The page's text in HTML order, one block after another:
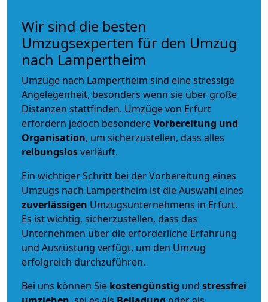
Wir sind die besten
Umzugsexperten für den Umzug
nach Lampertheim
Umzüge nach Lampertheim sind eine stressige
Angelegenheit, besonders wenn sie über große
Distanzen stattfinden. Umzüge von Erfurt
erfordern jedoch besondereVorbereitung und
Organisation, um sicherzustellen, dass alles
reibungslosverläuft.
Ein wichtiger Schritt bei der Vorbereitung eines
Umzugs nach Lampertheim ist die Auswahl eines
zuverlässigen Umzugsunternehmens in Erfurt.
Es ist wichtig, sicherzustellen, dass das
Unternehmen über die erforderliche Erfahrung
und Ausrüstung verfügt, um den Umzug
erfolgreich durchzuführen.
Bei uns können Sie kostengünstig und stressfrei